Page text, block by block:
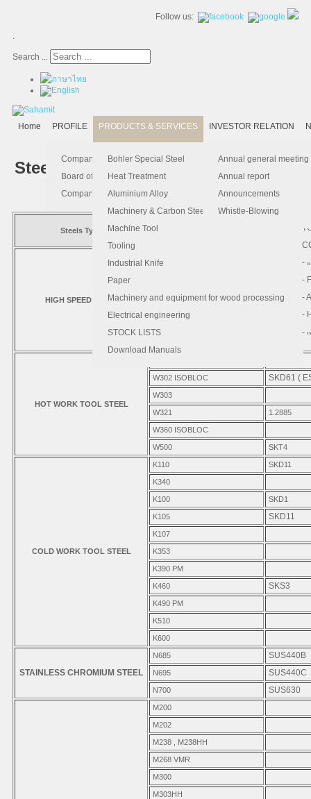
Follow us:
.
Search ...
Home PROFILE
Company Profile
Board of Director
Company Information
PRODUCTS & SERVICES
Bohler Special Steel
Heat Treatment
Aluminium Alloy
Machinery & Carbon Steels
Machine Tool
-
-
-
-
-
-
-
-
Tooling
-
-
-
-
-
-
-
Industrial Knife
Paper
Machinery and equipment for wood processing
Electrical engineering
STOCK LISTS
Download Manuals
INVESTOR RELATION
Annual general meeting
Annual report
Announcements
Whistle-Blowing
Steel Grade Equivalent
Steels Type
HIGH SPEED STEEL
HOT WORK TOOL STEEL
W302 ISOBLOC SKD61 (
W303
W321 1.2885
W360 ISOBLOC
W500 SKT4
COLD WORK TOOL STEEL
K110 SKD11
K340
K100 SKD1
K105 SKD11
K107
K353
K390 PM
K460 SKS3
K490 PM
K510
K600
STAINLESS CHROMIUM STEEL
N685 SUS440B
N695 SUS440C
N700 SUS630
M200
M202
M238 , M238HH
M268 VMR
M300
M303HH